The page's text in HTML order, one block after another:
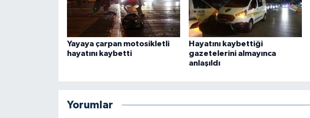
Yayaya çarpan motosikletli
hayatını kaybetti
Hayatını kaybettiği
gazetelerini almayınca
anlaşıldı
Yorumlar